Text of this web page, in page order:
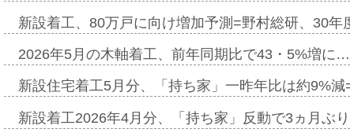
新設着工、80万戸に向け増加予測=野村総研、30年
2026年5月の木軸着工、前年同期比で43・5%増に…
新設住宅着工5月分、「持ち家」一昨年比は約9%
新設着工2026年4月分、「持ち家」反動で3ヵ月ぶ